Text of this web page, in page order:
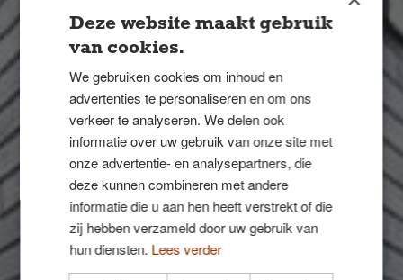
Deze website maakt gebruik
van cookies.
We gebruiken cookies om inhoud en
advertenties te personaliseren en om ons
verkeer te analyseren. We delen ook
informatie over uw gebruik van onze site met
onze advertentie- en analysepartners, die
deze kunnen combineren met andere
informatie die u aan hen heeft verstrekt of die
zij hebben verzameld door uw gebruik van
hun diensten. Lees verder